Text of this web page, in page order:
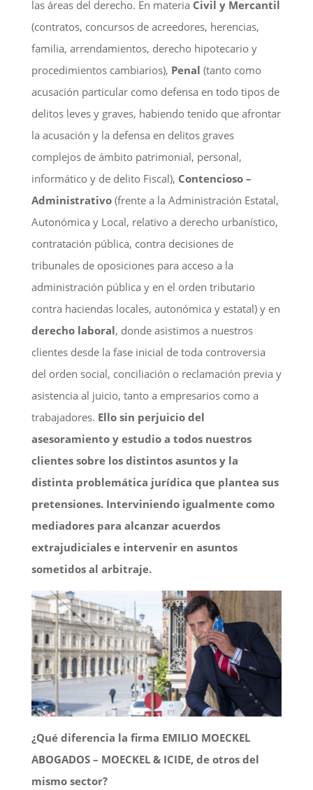
las áreas del derecho. En materia Civil y Mercantil
(contratos, concursos de acreedores, herencias,
familia, arrendamientos, derecho hipotecario y
procedimientos cambiarios), Penal (tanto como
acusación particular como defensa en todo tipos de
delitos leves y graves, habiendo tenido que afrontar
la acusación y la defensa en delitos graves
complejos de ámbito patrimonial, personal,
informático y de delito Fiscal), Contencioso –
Administrativo(frente a la Administración Estatal,
Autonómica y Local, relativo a derecho urbanístico,
contratación pública, contra decisiones de
tribunales de oposiciones para acceso a la
administración pública y en el orden tributario
contra haciendas locales, autonómica y estatal) y en
derecho laboral, donde asistimos a nuestros
clientes desde la fase inicial de toda controversia
del orden social, conciliación o reclamación previa y
asistencia al juicio, tanto a empresarios como a
trabajadores. Ello sin perjuicio del
asesoramiento y estudio a todos nuestros
clientes sobre los distintos asuntos y la
distinta problemática jurídica que plantea sus
pretensiones. Interviniendo igualmente como
mediadores para alcanzar acuerdos
extrajudiciales e intervenir en asuntos
sometidos al arbitraje.
¿Qué diferencia la firma EMILIO MOECKEL
ABOGADOS – MOECKEL & ICIDE, de otros del
mismo sector?